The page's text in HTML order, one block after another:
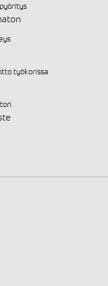
työkorissa